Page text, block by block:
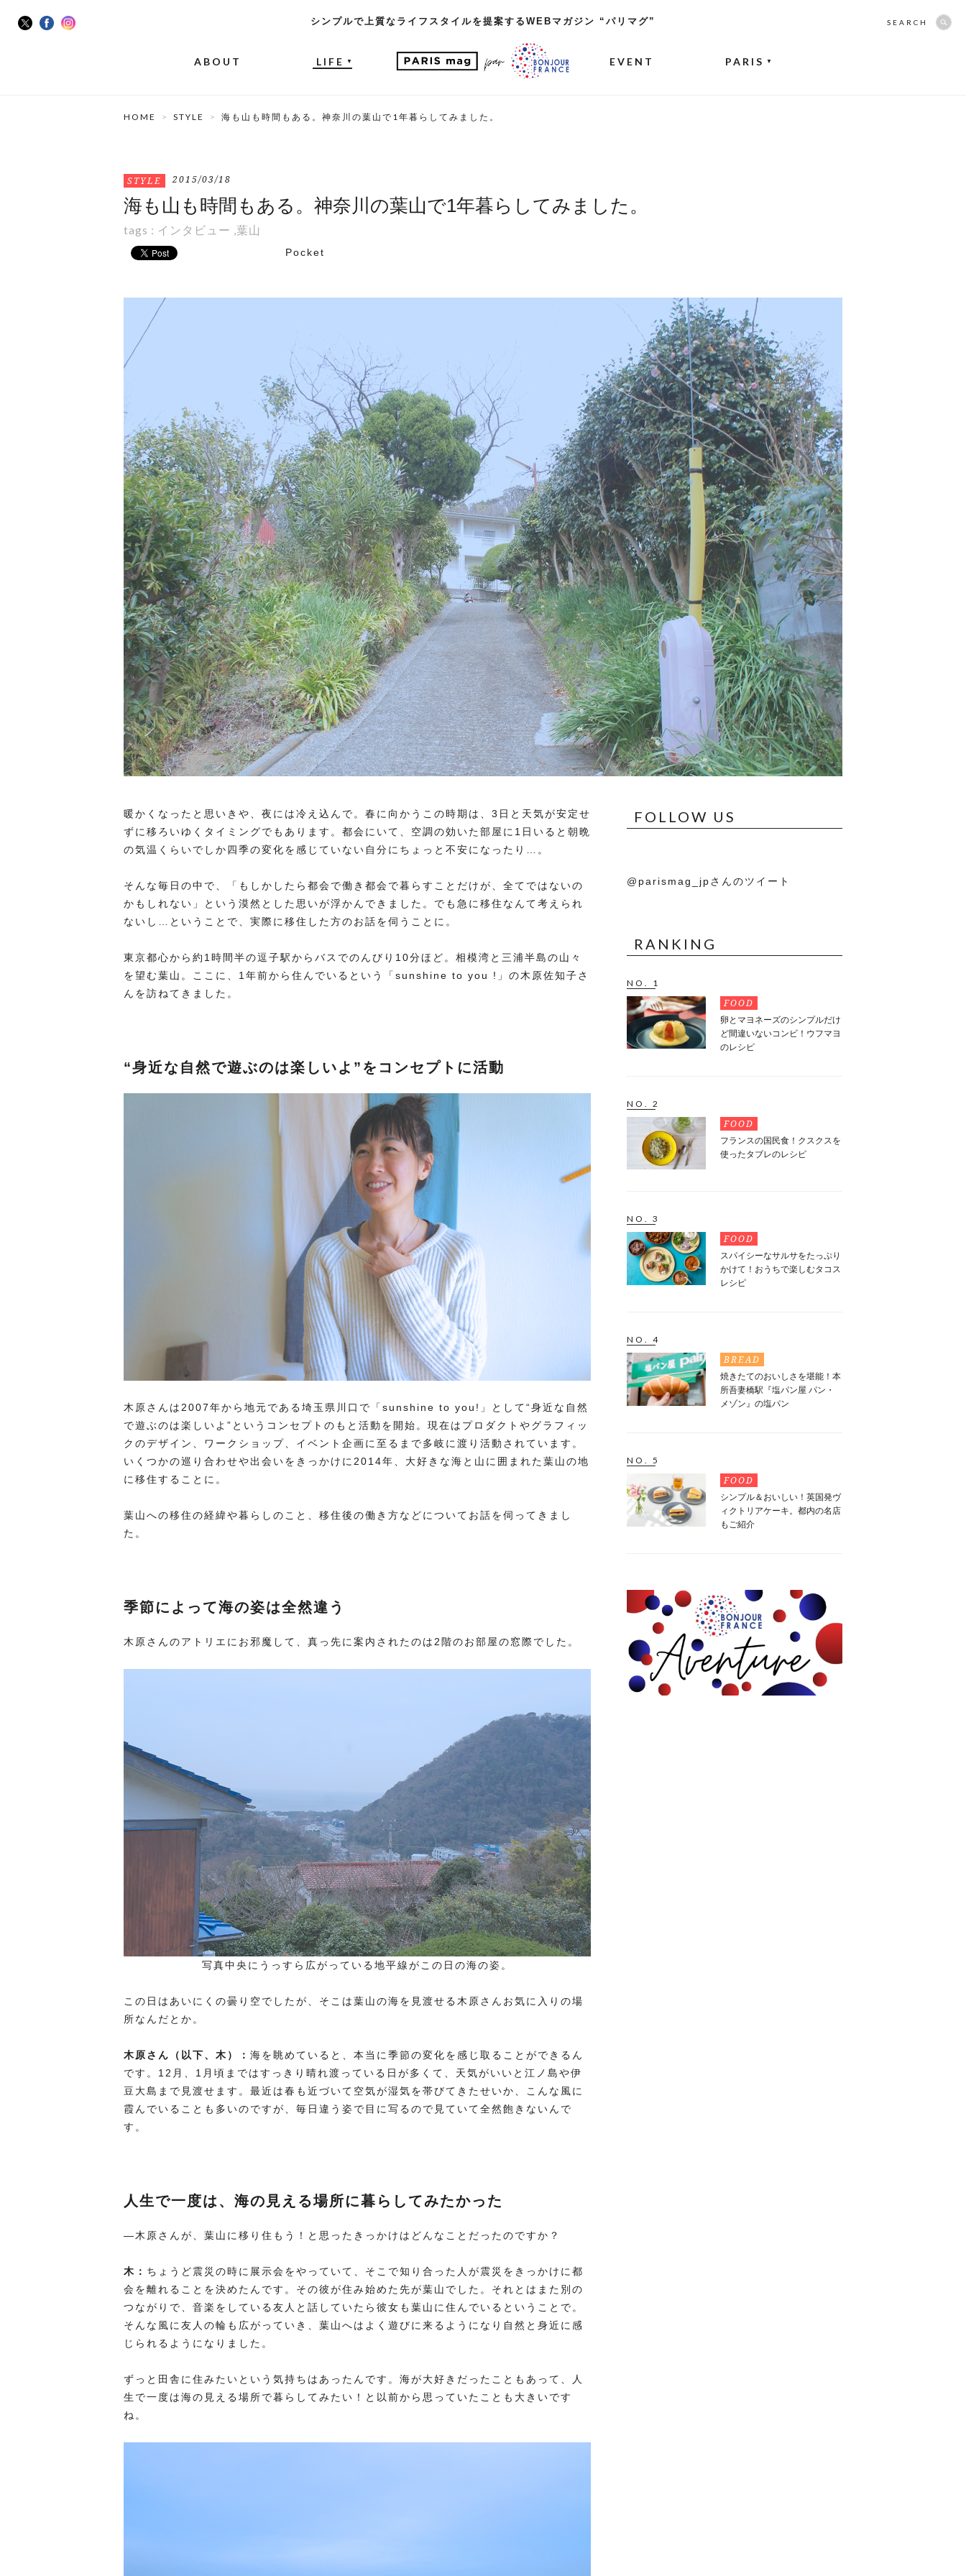
シンプルで上質なライフスタイルを提案するWEBマガジン “パリマグ”
ABOUT LIFE ▼ EVENT PARIS ▼
SEARCH
HOME STYLE 海も山も時間もある。神奈川の葉山で1年暮らしてみました。
STYLE 2015/03/18
海も山も時間もある。神奈川の葉山で1年暮らしてみました。
tags : インタビュー ,葉山
Pocket
暖かくなったと思いきや、夜には冷え込んで。春に向かうこの時期は、3日と天気が安定せ
ずに移ろいゆくタイミングでもあります。都会にいて、空調の効いた部屋に1日いると朝晩
の気温くらいでしか四季の変化を感じていない自分にちょっと不安になったり…。
そんな毎日の中で、「もしかしたら都会で働き都会で暮らすことだけが、全てではないの
かもしれない」という漠然とした思いが浮かんできました。でも急に移住なんて考えられ
ないし…ということで、実際に移住した方のお話を伺うことに。
東京都心から約1時間半の逗子駅からバスでのんびり10分ほど。相模湾と三浦半島の山々
を望む葉山。ここに、1年前から住んでいるという「sunshine to you !」の木原佐知子さ
んを訪ねてきました。
“身近な自然で遊ぶのは楽しいよ”をコンセプトに活動
木原さんは2007年から地元である埼玉県川口で「sunshine to you!」として“身近な自然
で遊ぶのは楽しいよ”というコンセプトのもと活動を開始。現在はプロダクトやグラフィッ
クのデザイン、ワークショップ、イベント企画に至るまで多岐に渡り活動されています。
いくつかの巡り合わせや出会いをきっかけに2014年、大好きな海と山に囲まれた葉山の地
に移住することに。
葉山への移住の経緯や暮らしのこと、移住後の働き方などについてお話を伺ってきまし
た。
季節によって海の姿は全然違う
木原さんのアトリエにお邪魔して、真っ先に案内されたのは2階のお部屋の窓際でした。
写真中央にうっすら広がっている地平線がこの日の海の姿。
この日はあいにくの曇り空でしたが、そこは葉山の海を見渡せる木原さんお気に入りの場
所なんだとか。
木原さん（以下、木）： 海を眺めていると、本当に季節の変化を感じ取ることができるん
です。12月、1月頃まではすっきり晴れ渡っている日が多くて、天気がいいと江ノ島や伊
豆大島まで見渡せます。最近は春も近づいて空気が湿気を帯びてきたせいか、こんな風に
霞んでいることも多いのですが、毎日違う姿で目に写るので見ていて全然飽きないんで
す。
人生で一度は、海の見える場所に暮らしてみたかった
―木原さんが、葉山に移り住もう！と思ったきっかけはどんなことだったのですか？
木： ちょうど震災の時に展示会をやっていて、そこで知り合った人が震災をきっかけに都
会を離れることを決めたんです。その彼が住み始めた先が葉山でした。それとはまた別の
つながりで、音楽をしている友人と話していたら彼女も葉山に住んでいるということで。
そんな風に友人の輪も広がっていき、葉山へはよく遊びに来るようになり自然と身近に感
じられるようになりました。
ずっと田舎に住みたいという気持ちはあったんです。海が大好きだったこともあって、人
生で一度は海の見える場所で暮らしてみたい！と以前から思っていたことも大きいです
ね。
FOLLOW US
@parismag_jpさんのツイート
RANKING
NO. 1
FOOD
卵とマヨネーズのシンプルだけ
ど間違いないコンビ！ウフマヨ
のレシピ
NO. 2
FOOD
フランスの国民食！クスクスを
使ったタブレのレシピ
NO. 3
FOOD
スパイシーなサルサをたっぷり
かけて！おうちで楽しむタコス
レシピ
NO. 4
BREAD
焼きたてのおいしさを堪能！本
所吾妻橋駅『塩パン屋 パン・
メゾン』の塩パン
NO. 5
FOOD
シンプル＆おいしい！英国発ヴ
ィクトリアケーキ。都内の名店
もご紹介